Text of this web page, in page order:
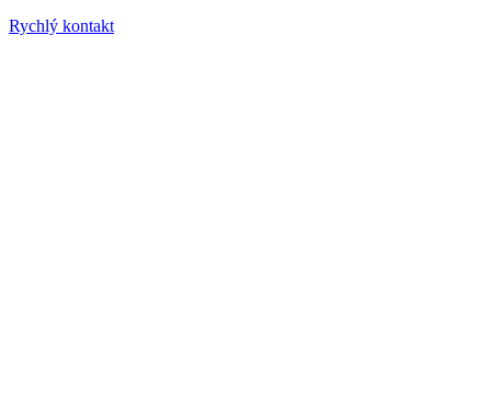
Rychlý kontakt